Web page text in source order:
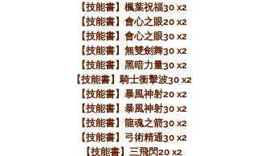
【技能書】楓葉祝福30 x2
【技能書】會心之眼20 x2
【技能書】會心之眼30 x2
【技能書】無雙劍舞30 x2
【技能書】黑暗力量30 x2
【技能書】騎士衝擊波30 x2
【技能書】暴風神射20 x2
【技能書】暴風神射30 x2
【技能書】龍魂之箭30 x2
【技能書】弓術精通30 x2
【技能書】三飛閃20 x2